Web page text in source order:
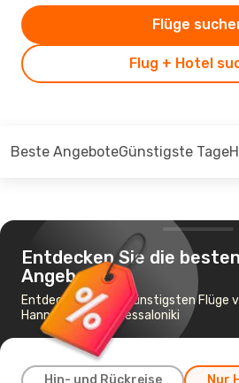
Flug + Hotel
Flüge
Beste AngeboteGünstigste Tage
Entdecken Sie die besten
Angebote
Entdecken Sie die günstigsten Flüge
Hannover nach Thessaloniki
Hin- und Rückreise Nur